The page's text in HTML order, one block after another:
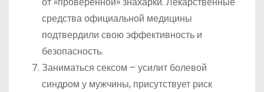
средства официальной медицины
подтвердили свою эффективность и
безопасность.
Заниматься сексом – усилит болевой
синдром у мужчины, присутствует риск